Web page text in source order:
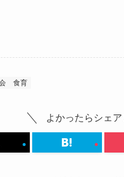
食育
よかったらシェア